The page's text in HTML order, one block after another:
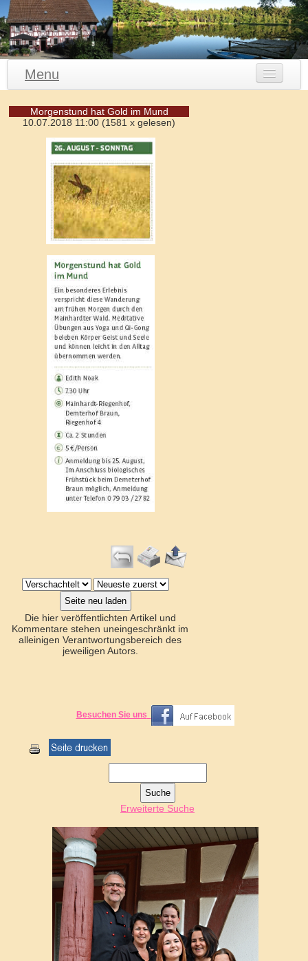
Menu
Waldhorn Speisen
Waldhorn Catering
Waldhorn Bildergalerie
Aktuelles
E-Mail Kontakt
Morgenstund hat Gold im Mund
10.07.2018 11:00 (1581 x gelesen)
Die hier veröffentlichten Artikel und
Kommentare stehen uneingeschränkt im
alleinigen Verantwortungsbereich des
jeweiligen Autors.
Besuchen Sie uns
Erweiterte Suche